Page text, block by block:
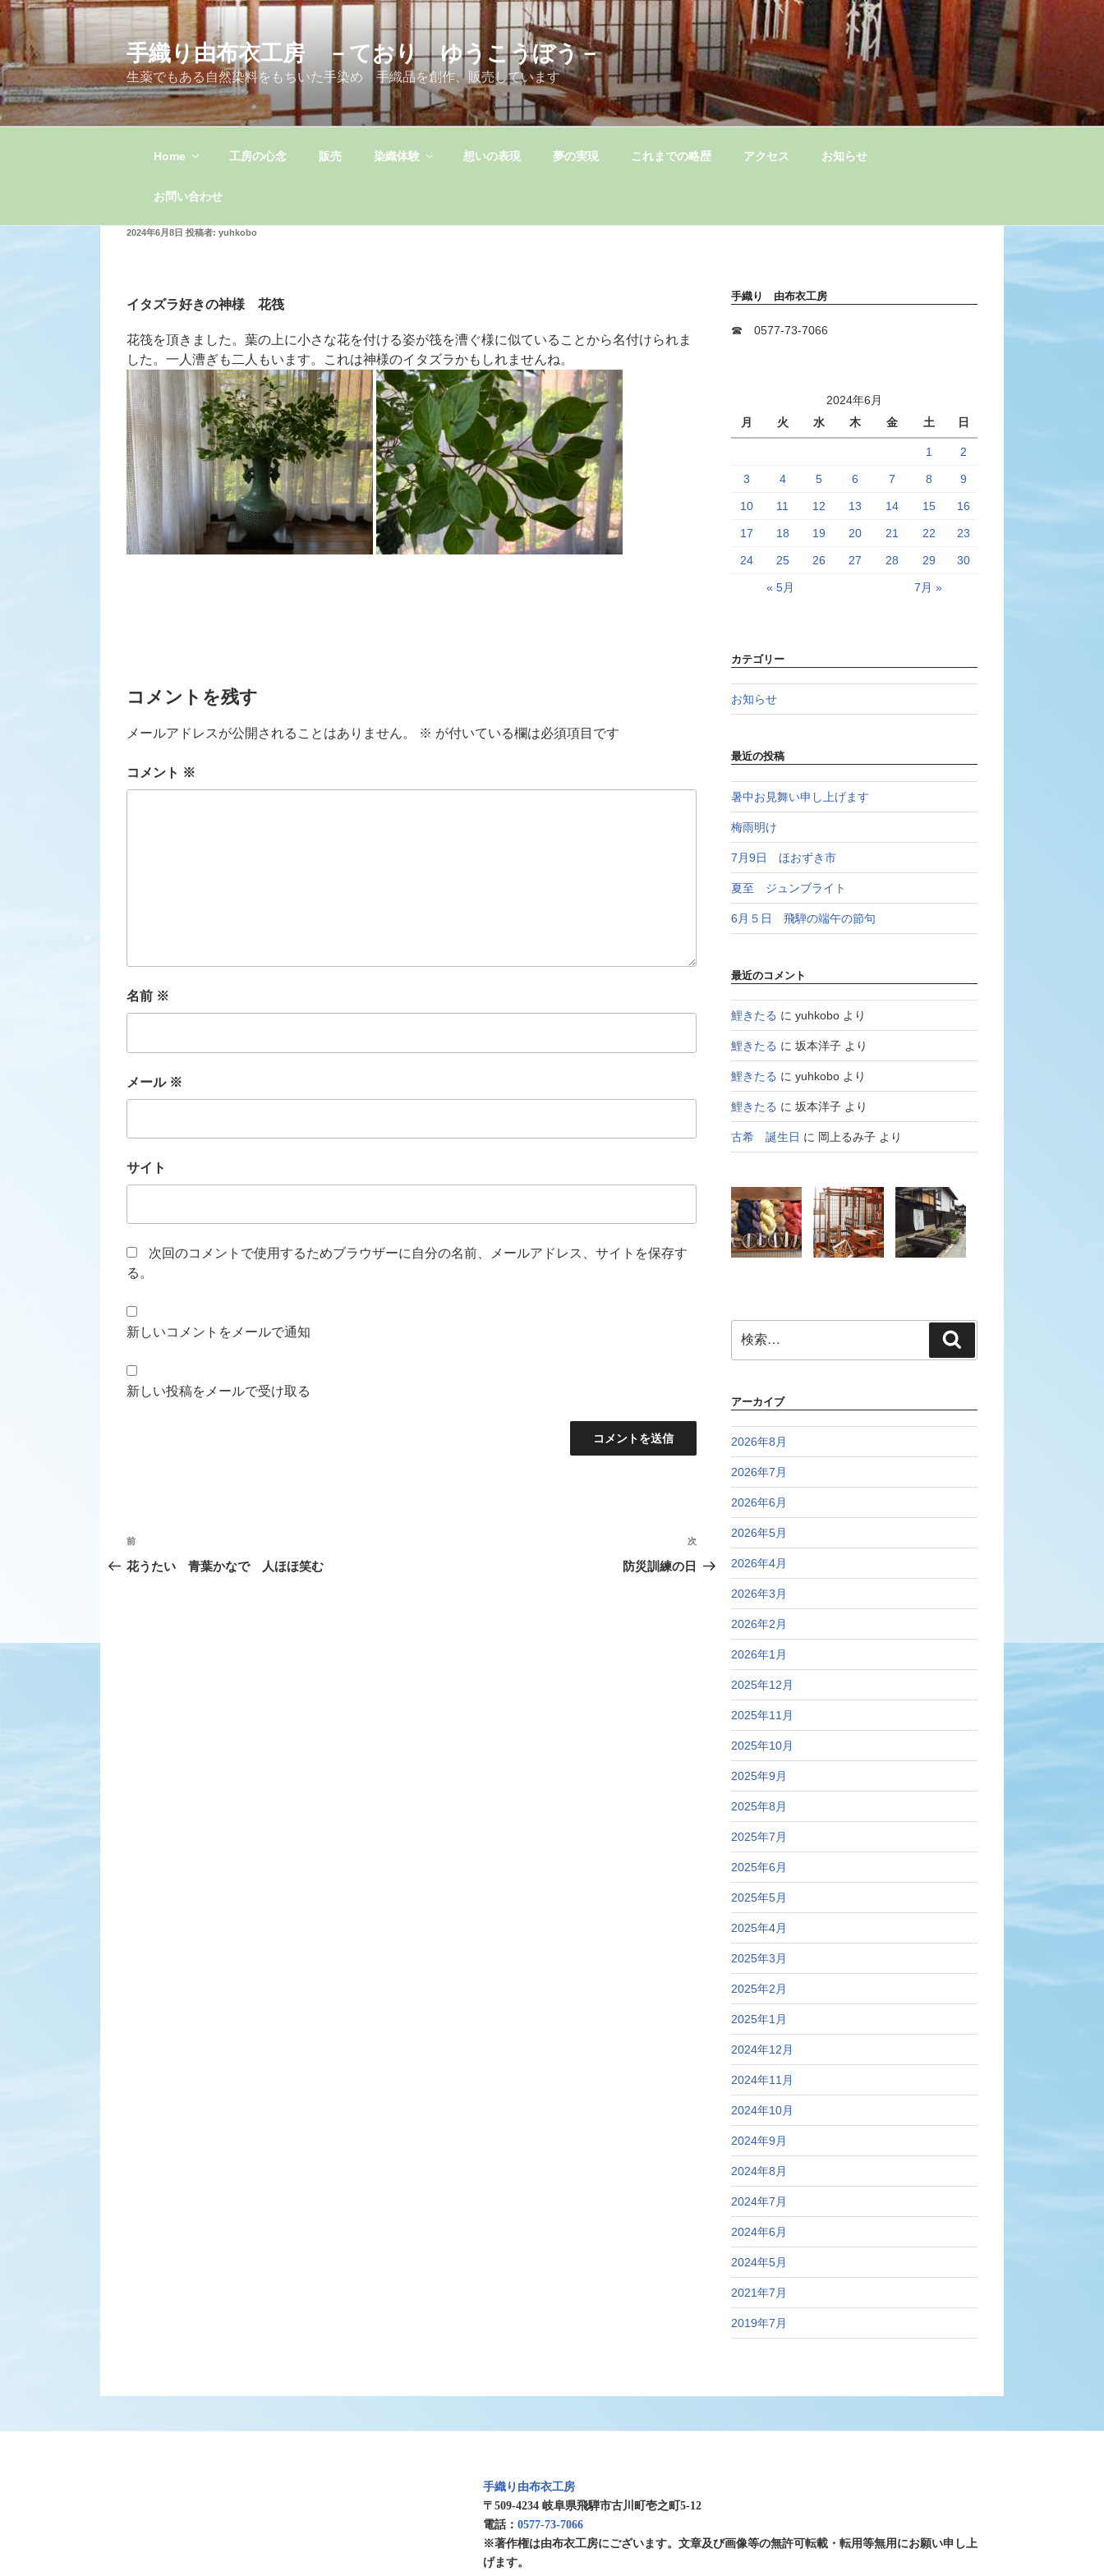
コ
テ
ン
ツ
へ
ス
手織り由布衣工房 －ており ゆうこうぼう－
生薬でもある自然染料をもちいた手染め 手織品を創作、販売しています
Home 工房の心念 販売 染織体験 想いの表現 夢の実現 これまでの略歴 アクセス お知らせ
お問い合わせ
投
2024年6月8日 投稿者: yuhkobo
イタズラ好きの神様 花筏
花筏を頂きました。葉の上に小さな花を付ける姿が筏を漕ぐ様に似ていることから名付けられま
した。一人漕ぎも二人もいます。これは神様のイタズラかもしれませんね。
コメントを残す
メールアドレスが公開されることはありません。 ※ が付いている欄は必須項目です
コメント ※
名前 ※
メール ※
サイト
次回のコメントで使用するためブラウザーに自分の名前、メールアドレス、サイトを保存す
る。
新しいコメントをメールで通知
新しい投稿をメールで受け取る
稿
ナ
前
の
前
花うたい 青葉かなで 人ほほ笑む
次
の
次
防災訓練の日
手織り 由布衣工房
☎ 0577-73-7066
2024年6月
月
火 水 木 金 土 日
1 2
3 4 5 6 7 8 9
10 11 12 13 14 15 16
17 18 19 20 21 22 23
24 25 26 27 28 29 30
« 5月 7月 »
カテゴリー
お知らせ
最近の投稿
暑中お見舞い申し上げます
梅雨明け
7月9日 ほおずき市
夏至 ジュンブライト
6月５日 飛騨の端午の節句
最近のコメント
鯉きたる に yuhkoboより
鯉きたる に 坂本洋子より
鯉きたる に yuhkoboより
鯉きたる に 坂本洋子より
古希 誕生日 に 岡上るみ子より
索:
索
アーカイブ
2026年8月
2026年7月
2026年6月
2026年5月
2026年4月
2026年3月
2026年2月
2026年1月
2025年12月
2025年11月
2025年10月
2025年9月
2025年8月
2025年7月
2025年6月
2025年5月
2025年4月
2025年3月
2025年2月
2025年1月
2024年12月
2024年11月
2024年10月
2024年9月
2024年8月
2024年7月
2024年6月
2024年5月
2021年7月
2019年7月
手織り由布衣工房
〒509-4234 岐阜県飛騨市古川町壱之町5-12
電話：0577-73-7066
※著作権は由布衣工房にございます。文章及び画像等の無許可転載・転用等無用にお願い申し上
げます。